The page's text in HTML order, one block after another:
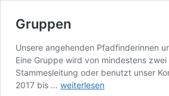
Gruppen
Unsere angehenden Pfadfinderinnen
Eine Gruppe wird von mindestens
Stammesleitung oder benutzt unser
2017 bis … Gruppen
weiterlesen